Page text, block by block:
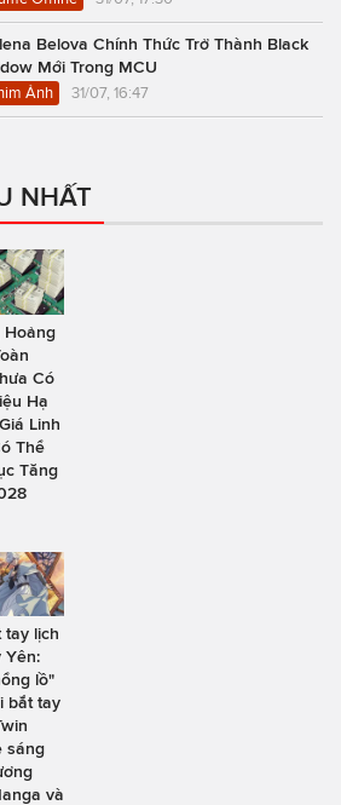
Belova Chính Thức Trở Thành Black
Mới Trong MCU
Ảnh 31/07, 16:47
NHẤT
Hoảng
Có
Hạ
Linh
Thể
Tăng
tay lịch
Yên:
lồ"
bắt tay
sáng
và